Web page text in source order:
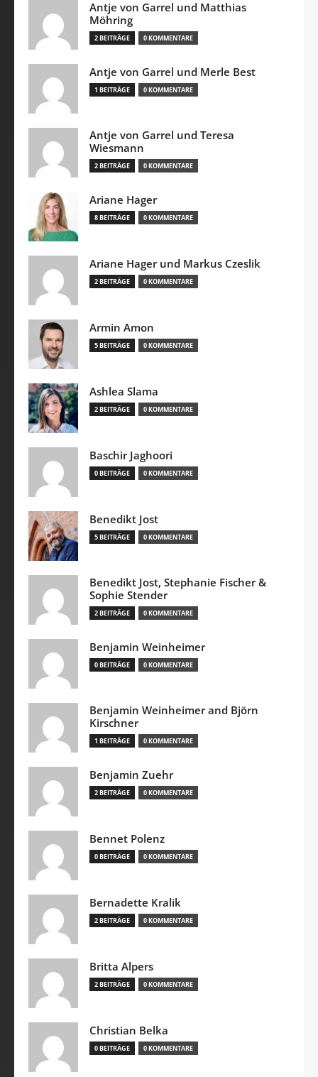
Antje von Garrel und Matthias
Möhring
2 BEITRÄGE 0 KOMMENTARE
Antje von Garrel und Merle Best
1 BEITRÄGE 0 KOMMENTARE
Antje von Garrel und Teresa
Wiesmann
2 BEITRÄGE 0 KOMMENTARE
Ariane Hager
8 BEITRÄGE 0 KOMMENTARE
Ariane Hager und Markus Czeslik
2 BEITRÄGE 0 KOMMENTARE
Armin Amon
5 BEITRÄGE 0 KOMMENTARE
Ashlea Slama
2 BEITRÄGE 0 KOMMENTARE
Baschir Jaghoori
0 BEITRÄGE 0 KOMMENTARE
Benedikt Jost
5 BEITRÄGE 0 KOMMENTARE
Benedikt Jost, Stephanie Fischer &
Sophie Stender
2 BEITRÄGE 0 KOMMENTARE
Benjamin Weinheimer
0 BEITRÄGE 0 KOMMENTARE
Benjamin Weinheimer and Björn
Kirschner
1 BEITRÄGE 0 KOMMENTARE
Benjamin Zuehr
2 BEITRÄGE 0 KOMMENTARE
Bennet Polenz
0 BEITRÄGE 0 KOMMENTARE
Bernadette Kralik
2 BEITRÄGE 0 KOMMENTARE
Britta Alpers
2 BEITRÄGE 0 KOMMENTARE
Christian Belka
0 BEITRÄGE 0 KOMMENTARE